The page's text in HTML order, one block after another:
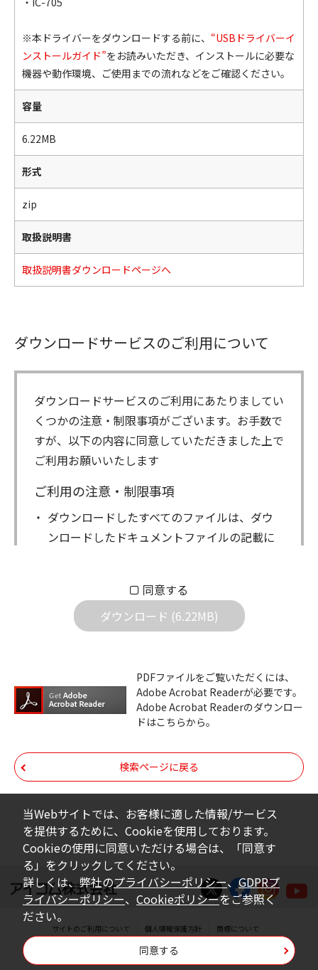
※本ドライバーをダウンロードする前に、 “USBドライバーイ
ンストールガイド”をお読みいただき、インストールに必要な
機器や動作環境、ご使用までの流れなどをご確認ください。
容量
6.22MB
形式
zip
取扱説明書
取扱説明書ダウンロードページへ
ダウンロードサービスのご利用について
ダウンロードサービスのご利用にあたりましてい
くつかの注意・制限事項がございます。お手数で
すが、以下の内容に同意していただきました上で
ご利用お願いいたします
ご利用の注意・制限事項
ダウンロードしたすべてのファイルは、ダウ
ンロードしたドキュメントファイルの記載に
社は一切の責任を負いません。また、ファイ
ルの内容などの変更は一切行わないでくださ
機器のコントロールコマンドの仕様書、およ
びその他すべてのダウンロードファイルにつ
いての著作権を含むすべての権利は、アイコ
帰属します。ダウンロードしたファイルは、
個人で使用される以外にはご使用できませ
ん。
ダウンロードしたファイルの内容に関する質
問やクレームへの回答及びサポートは行いま
せんのでご了承ください。
ファイルの内容は、製品の仕様変更などで予
告なく改良及び変更される場合があります。
ダウンロードサービスに掲載していますBIOS/
同意する
ダウンロード (6.22MB)
PDFファイルをご覧いただくには、
Adobe Acrobat Readerが必要です。
Adobe Acrobat Readerのダウンロー
ドはこちらから。
検索ページに戻る
サイトのご利用について 個人情報保護方針 商標について
Copyright © Icom Inc.
当Webサイトでは、お客様に適した情報/サービス
を提供するために、Cookieを使用しております。
Cookieの使用に同意いただける場合は、「同意す
る」をクリックしてください。
詳しくは、弊社のプライバシーポリシー、GDPRプ
ライバシーポリシー、 Cookieポリシーをご参照く
ださい。
同意する